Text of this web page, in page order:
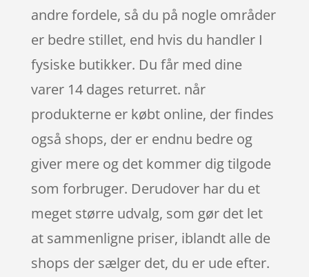
andre fordele, så du på nogle områder
er bedre stillet, end hvis du handler I
fysiske butikker. Du får med dine
varer 14 dages returret. når
produkterne er købt online, der findes
også shops, der er endnu bedre og
giver mere og det kommer dig tilgode
som forbruger. Derudover har du et
meget større udvalg, som gør det let
at sammenligne priser, iblandt alle de
shops der sælger det, du er ude efter.